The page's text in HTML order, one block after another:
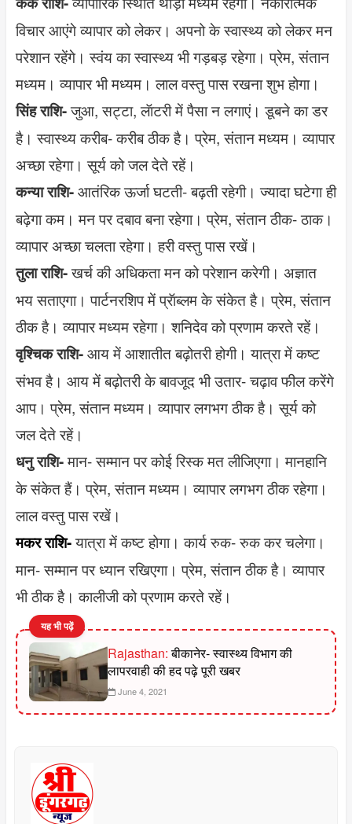
विचार आएंगे व्यापार को लेकर। अपनो के स्वास्थ्य को लेकर मन
परेशान रहेंगे। स्वंय का स्वास्थ्य भी गड़बड़ रहेगा। प्रेम, संतान
मध्यम। व्यापार भी मध्यम। लाल वस्तु पास रखना शुभ होगा।
सिंह राशि-जुआ, सट्टा, लॅाटरी में पैसा न लगाएं। डूबने का डर
है। स्वास्थ्य करीब- करीब ठीक है। प्रेम, संतान मध्यम। व्यापार
अच्छा रहेगा। सूर्य को जल देते रहें।
कन्या राशि-आतंरिक ऊर्जा घटती- बढ़ती रहेगी। ज्यादा घटेगा ही
बढ़ेगा कम। मन पर दबाव बना रहेगा। प्रेम, संतान ठीक- ठाक।
व्यापार अच्छा चलता रहेगा। हरी वस्तु पास रखें।
तुला राशि-खर्च की अधिकता मन को परेशान करेगी। अज्ञात
भय सताएगा। पार्टनरशिप में प्रॅाब्लम के संकेत है। प्रेम, संतान
ठीक है। व्यापार मध्यम रहेगा। शनिदेव को प्रणाम करते रहें।
वृश्चिक राशि-आय में आशातीत बढ़ोतरी होगी। यात्रा में कष्ट
संभव है। आय में बढ़ोतरी के बावजूद भी उतार- चढ़ाव फील करेंगे
आप। प्रेम, संतान मध्यम। व्यापार लगभग ठीक है। सूर्य को
जल देते रहें।
धनु राशि-मान- सम्मान पर कोई रिस्क मत लीजिएगा। मानहानि
के संकेत हैं। प्रेम, संतान मध्यम। व्यापार लगभग ठीक रहेगा।
लाल वस्तु पास रखें।
मकर राशि-यात्रा में कष्ट होगा। कार्य रुक- रुक कर चलेगा।
मान- सम्मान पर ध्यान रखिएगा। प्रेम, संतान ठीक है। व्यापार
भी ठीक है। कालीजी को प्रणाम करते रहें।
यह भी पढ़ें
Rajasthan:बीकानेर- स्वास्थ्य विभाग की
लापरवाही की हद पढ़े पूरी खबर
June 4, 2021